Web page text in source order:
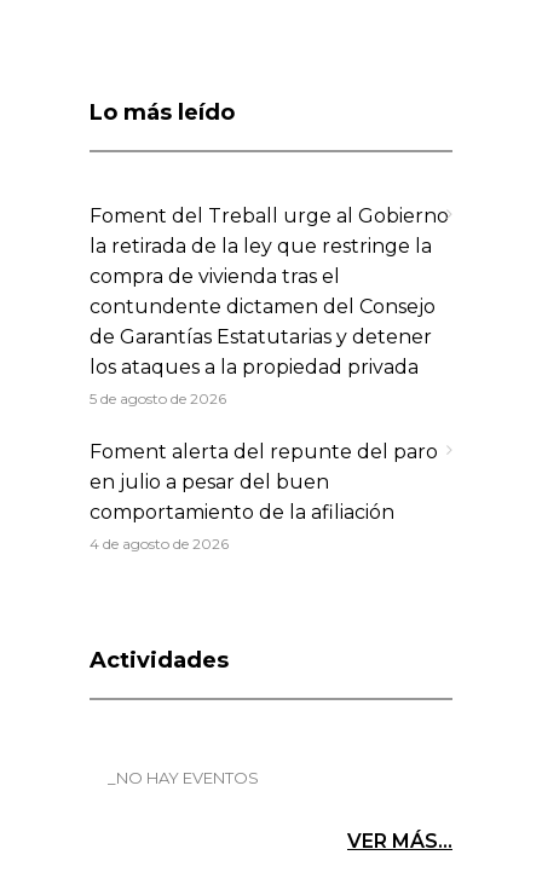
Lo más leído
Foment del Treball urge al Gobierno
la retirada de la ley que restringe la
compra de vivienda tras el
contundente dictamen del Consejo
de Garantías Estatutarias y detener
los ataques a la propiedad privada
5 de agosto de 2026
Foment alerta del repunte del paro
en julio a pesar del buen
comportamiento de la afiliación
4 de agosto de 2026
Actividades
_NO HAY EVENTOS
VER MÁS...